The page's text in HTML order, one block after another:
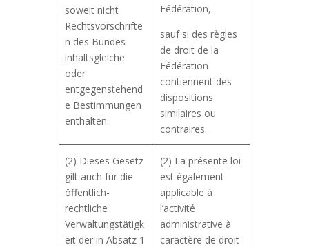
soweit nicht
Rechtsvorschrifte
n des Bundes
inhaltsgleiche
oder
entgegenstehend
e Bestimmungen
enthalten.
Fédération,
sauf si des règles
de droit de la
Fédération
contiennent des
dispositions
similaires ou
contraires.
(2) Dieses Gesetz
gilt auch für die
öffentlich-
rechtliche
Verwaltungstätigk
eit der in Absatz 1
(2) La présente loi
est également
applicable à
l’activité
administrative à
caractère de droit